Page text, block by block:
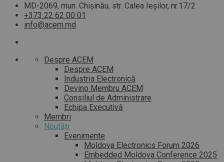
MD-2069, mun. Chișinău, str. Calea Ieșilor, nr.17/2
+373 22 62 00 01
info@acem.md
Despre ACEM
Despre ACEM
Industria Electronică
Devino Membru ACEM
Consiliul de Administrare
Echipa Executivă
Membri
Noutăți
Evenimente
Moldova Electronics Forum 2026
Embedded Moldova Conference 2025